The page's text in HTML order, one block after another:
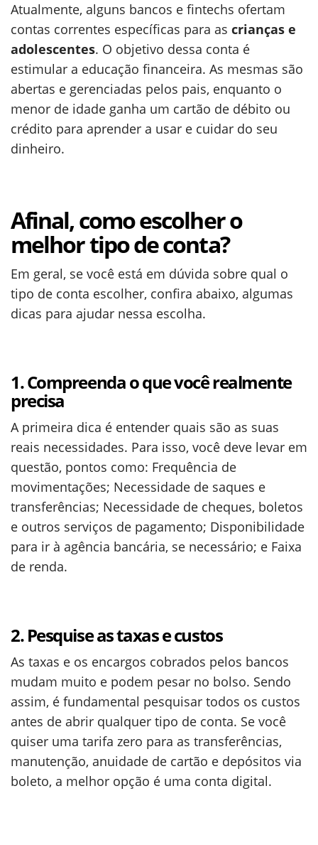
Atualmente, alguns bancos e fintechs ofertam
contas correntes específicas para as crianças e
adolescentes. O objetivo dessa conta é
estimular a educação financeira. As mesmas são
abertas e gerenciadas pelos pais, enquanto o
menor de idade ganha um cartão de débito ou
crédito para aprender a usar e cuidar do seu
dinheiro.
Afinal, como escolher o
melhor tipo de conta?
Em geral, se você está em dúvida sobre qual o
tipo de conta escolher, confira abaixo, algumas
dicas para ajudar nessa escolha.
1. Compreenda o que você realmente
precisa
A primeira dica é entender quais são as suas
reais necessidades. Para isso, você deve levar em
questão, pontos como: Frequência de
movimentações; Necessidade de saques e
transferências; Necessidade de cheques, boletos
e outros serviços de pagamento; Disponibilidade
para ir à agência bancária, se necessário; e Faixa
de renda.
2. Pesquise as taxas e custos
As taxas e os encargos cobrados pelos bancos
mudam muito e podem pesar no bolso. Sendo
assim, é fundamental pesquisar todos os custos
antes de abrir qualquer tipo de conta. Se você
quiser uma tarifa zero para as transferências,
manutenção, anuidade de cartão e depósitos via
boleto, a melhor opção é uma conta digital.